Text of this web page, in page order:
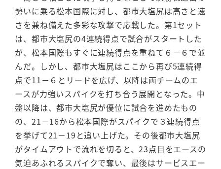
勢いに乗る松本国際に対し、都市大塩尻は高さと速
さを兼ね備えた多彩な攻撃で応戦した。第1セット
は、都市大塩尻の4連続得点で試合がスタートした
が、松本国際もすぐに連続得点を重ねて６－６で並
んだ。しかし、都市大塩尻はここから再び5連続得
点で11－６とリードを広げ、以降は両チームのエ
ースが力強いスパイクを打ち合う展開となった。中
盤以降は、都市大塩尻が優位に試合を進めたもの
の、21－16から松本国際がスパイクで３連続得点
を挙げて21－19と追い上げた。その後都市大塩尻
がタイムアウトで流れを切ると、23点目をエースの
気迫あふれるスパイクで奪い、最後はサービスエー